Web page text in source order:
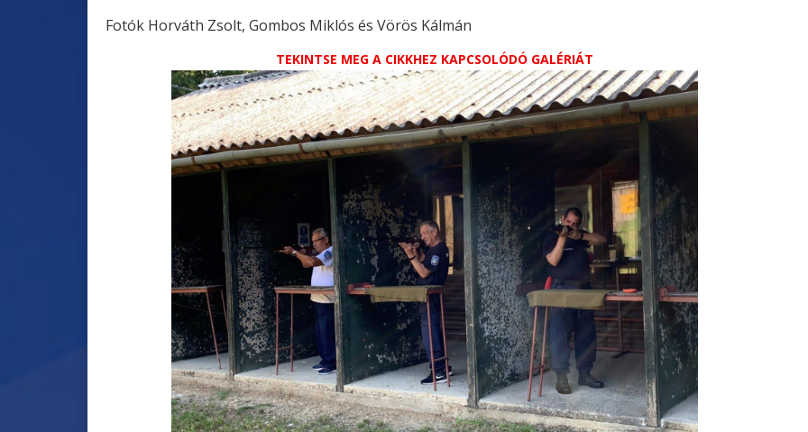
Fotók Horváth Zsolt, Gombos Miklós és Vörös Kálmán
TEKINTSE MEG A CIKKHEZ KAPCSOLÓDÓ GALÉRIÁT